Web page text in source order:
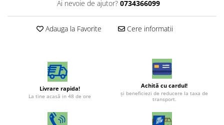
Ai nevoie de ajutor? 0734366099
Adauga la Favorite Cere informatii
Livrare rapida!
La tine acasă in 48 de ore
Achită cu cardul!
şi beneficiezi de reducere la taxa de
transport.